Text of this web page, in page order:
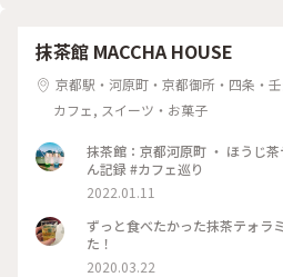
れた落ち着いた店内は 天井の梁
和の香りが漂っていますが、 お
かったです。 お席もすごく近い
で ひっそりと自分の時間を過ご
きを楽しむことが できた素敵な
茶ソワレ #純喫茶 #喫茶店 #ゼ
京都スイーツ #京都カフェ #レ
抹茶館 MACCHA HOUSE
京都駅・河原町・京都御所・四条・
カフェ, スイーツ・お菓子
抹茶館：京都河原町 ・ ほうじ
ん記録 #カフェ巡り
2022.01.11
ずっと食べたかった抹茶テォラ
た！
2020.03.22